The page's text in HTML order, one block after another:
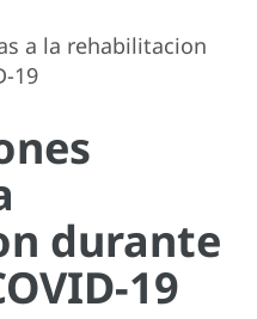
a la rehabilitacion
19
durante
19